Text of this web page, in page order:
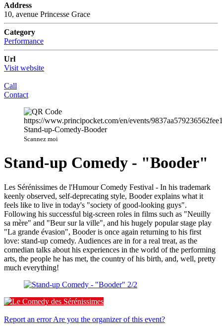
Address
10, avenue Princesse Grace
Category
Performance
Url
Visit website
Call
Contact
Scannez moi
Stand-up Comedy - "Booder"
Les Sérénissimes de l'Humour Comedy Festival - In his trademark
keenly observed, self-deprecating style, Booder explains what it
feels like to live in today's "society of good-looking guys".
Following his successful big-screen roles in films such as "Neuilly
sa mère" and "Beur sur la ville", and his hugely popular stage play
"La grande évasion", Booder is once again returning to his first
love: stand-up comedy. Audiences are in for a real treat, as the
comedian talks about his experiences in the world of the performing
arts, the people he has met, the country of his birth, and, well, pretty
much everything!
Report an errorAre you the organizer of this event?